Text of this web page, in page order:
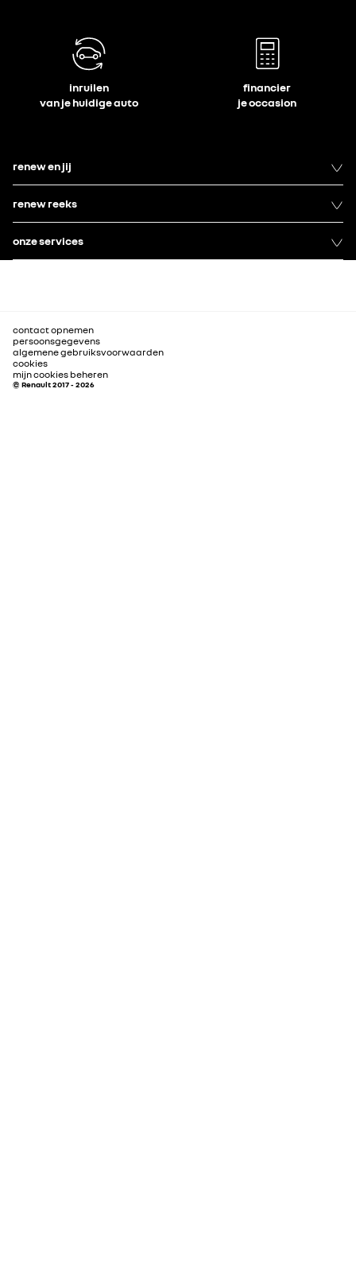
inruilen
van je huidige auto
financier
je occasion
renew en jij
renew reeks
onze services
contact opnemen
persoonsgegevens
algemene gebruiksvoorwaarden
cookies
mijn cookies beheren
© Renault 2017 - 2026